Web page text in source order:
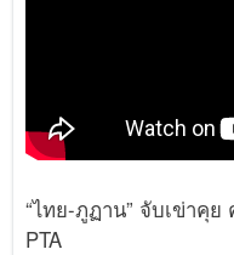
“ไทย-ภูฏาน” จับเข่าคุ
PTA